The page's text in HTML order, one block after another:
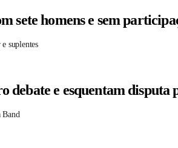
sete homens e sem
suplentes
e esquentam disputa
Band